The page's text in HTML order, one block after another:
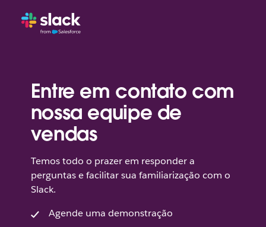
Entre em contato com
nossa equipe de
vendas
Temos todo o prazer em responder a
perguntas e facilitar sua familiarização com o
Slack.
Agende uma demonstração